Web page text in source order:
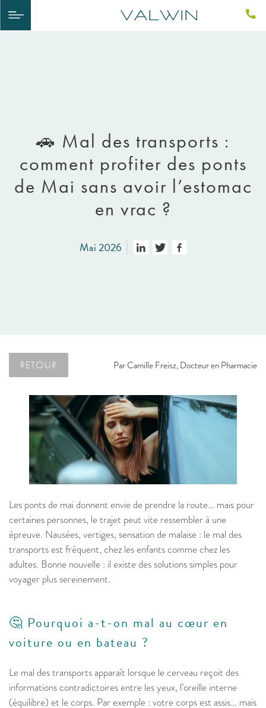
🚗 Mal des transports :
comment profiter des ponts
de Mai sans avoir l’estomac
en vrac ?
Mai 2026
RETOUR ParCamille Freisz, Docteur en Pharmacie
Les ponts de mai donnent envie de prendre la route… mais pour
certaines personnes, le trajet peut vite ressembler à une
épreuve. Nausées, vertiges, sensation de malaise : le mal des
transports est fréquent, chez les enfants comme chez les
adultes. Bonne nouvelle : il existe des solutions simples pour
voyager plus sereinement.
🤔 Pourquoi a-t-on mal au cœur en
voiture ou en bateau ?
Le mal des transports apparaît lorsque le cerveau reçoit des
informations contradictoires entre les yeux, l’oreille interne
(équilibre) et le corps. Par exemple : votre corps est assis… mais